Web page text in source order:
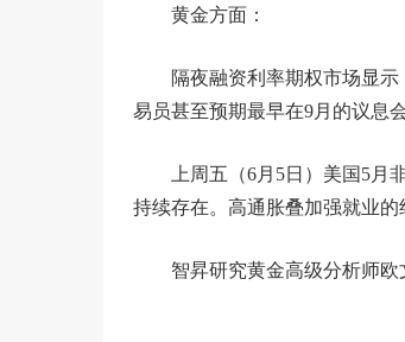
黄金方面：
隔夜融资利率期权市场显
易员甚至预期最早在9月的议息
上周五（6月5日）美国5
持续存在。高通胀叠加强就业的
智昇研究黄金高级分析师